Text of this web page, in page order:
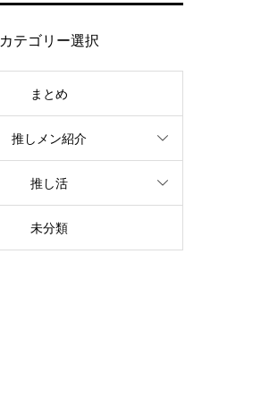
カテゴリー選択
まとめ
推しメン紹介
推し活
未分類